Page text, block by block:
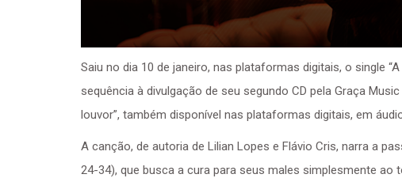
Saiu no dia 10 de janeiro, nas plataformas digitais, o single
sequência à divulgação de seu segundo CD pela Graça
louvor”, também disponível nas plataformas digitais, em
A canção, de autoria de Lilian Lopes e Flávio Cris, narra a
24-34), que busca a cura para seus males simplesmente